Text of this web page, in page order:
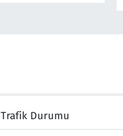
Trafik Durumu